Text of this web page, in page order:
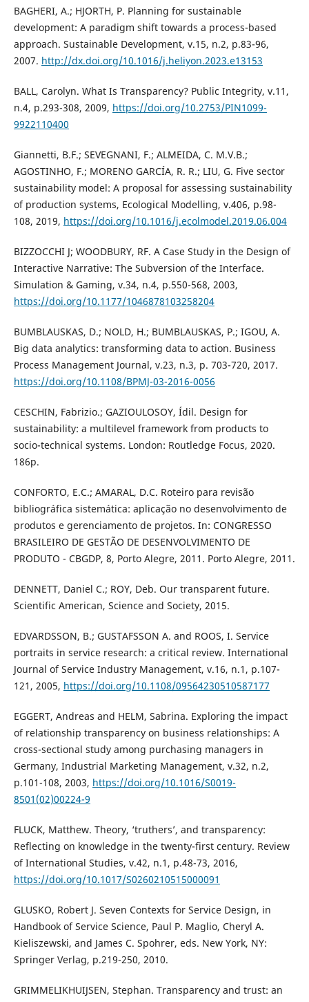
BAGHERI, A.; HJORTH, P. Planning for sustainable
development: A paradigm shift towards a process-based
approach. Sustainable Development, v.15, n.2, p.83-96,
2007. http://dx.doi.org/10.1016/j.heliyon.2023.e13153
BALL, Carolyn. What Is Transparency? Public Integrity, v.11,
n.4, p.293-308, 2009, https://doi.org/10.2753/PIN1099-
9922110400
Giannetti, B.F.; SEVEGNANI, F.; ALMEIDA, C. M.V.B.;
AGOSTINHO, F.; MORENO GARCÍA, R. R.; LIU, G. Five sector
sustainability model: A proposal for assessing sustainability
of production systems, Ecological Modelling, v.406, p.98-
108, 2019, https://doi.org/10.1016/j.ecolmodel.2019.06.004
BIZZOCCHI J; WOODBURY, RF. A Case Study in the Design of
Interactive Narrative: The Subversion of the Interface.
Simulation & Gaming, v.34, n.4, p.550-568, 2003,
https://doi.org/10.1177/1046878103258204
BUMBLAUSKAS, D.; NOLD, H.; BUMBLAUSKAS, P.; IGOU, A.
Big data analytics: transforming data to action. Business
Process Management Journal, v.23, n.3, p. 703-720, 2017.
https://doi.org/10.1108/BPMJ-03-2016-0056
CESCHIN, Fabrizio.; GAZIOULOSOY, Ídil. Design for
sustainability: a multilevel framework from products to
socio-technical systems. London: Routledge Focus, 2020.
186p.
CONFORTO, E.C.; AMARAL, D.C. Roteiro para revisão
bibliográfica sistemática: aplicação no desenvolvimento de
produtos e gerenciamento de projetos. In: CONGRESSO
BRASILEIRO DE GESTÃO DE DESENVOLVIMENTO DE
PRODUTO - CBGDP, 8, Porto Alegre, 2011. Porto Alegre, 2011.
DENNETT, Daniel C.; ROY, Deb. Our transparent future.
Scientific American, Science and Society, 2015.
EDVARDSSON, B.; GUSTAFSSON A. and ROOS, I. Service
portraits in service research: a critical review. International
Journal of Service Industry Management, v.16, n.1, p.107-
121, 2005, https://doi.org/10.1108/09564230510587177
EGGERT, Andreas and HELM, Sabrina. Exploring the impact
of relationship transparency on business relationships: A
cross-sectional study among purchasing managers in
Germany, Industrial Marketing Management, v.32, n.2,
p.101-108, 2003, https://doi.org/10.1016/S0019-
8501(02)00224-9
FLUCK, Matthew. Theory, ‘truthers’, and transparency:
Reflecting on knowledge in the twenty-first century. Review
of International Studies, v.42, n.1, p.48-73, 2016,
https://doi.org/10.1017/S0260210515000091
GLUSKO, Robert J. Seven Contexts for Service Design, in
Handbook of Service Science, Paul P. Maglio, Cheryl A.
Kieliszewski, and James C. Spohrer, eds. New York, NY:
Springer Verlag, p.219-250, 2010.
GRIMMELIKHUIJSEN, Stephan. Transparency and trust: an